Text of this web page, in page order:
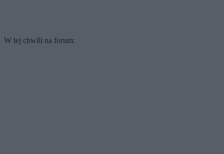
W tej chwili na forum: